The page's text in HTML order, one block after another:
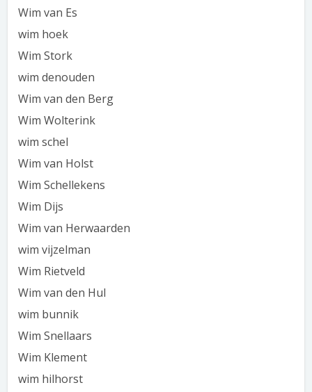
Wim van Es
wim hoek
Wim Stork
wim denouden
Wim van den Berg
Wim Wolterink
wim schel
Wim van Holst
Wim Schellekens
Wim Dijs
Wim van Herwaarden
wim vijzelman
Wim Rietveld
Wim van den Hul
wim bunnik
Wim Snellaars
Wim Klement
wim hilhorst